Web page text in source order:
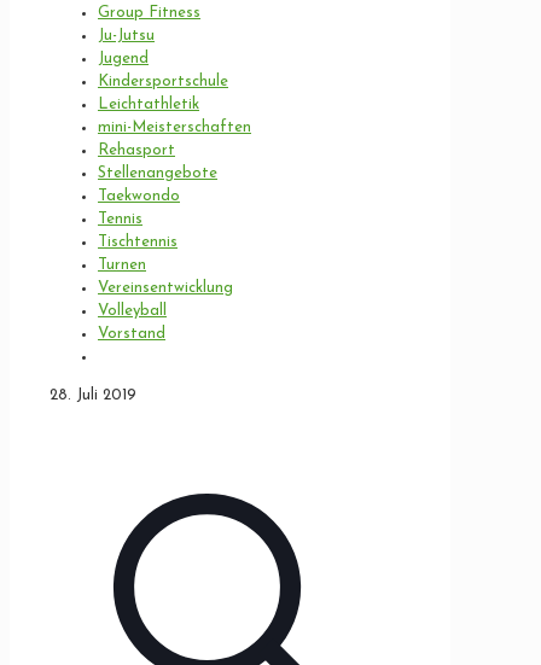
Group Fitness
Ju-Jutsu
Jugend
Kindersportschule
Leichtathletik
mini-Meisterschaften
Rehasport
Stellenangebote
Taekwondo
Tennis
Tischtennis
Turnen
Vereinsentwicklung
Volleyball
Vorstand
28. Juli 2019